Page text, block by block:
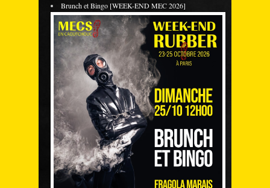
Brunch et Bingo [WEEK-END MEC 2026]